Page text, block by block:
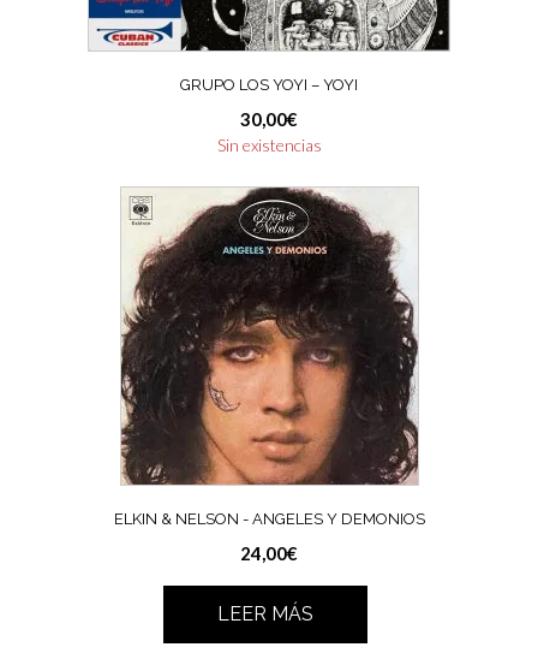
GRUPO LOS YOYI – YOYI
30,00€
Sin existencias
ELKIN & NELSON ‎- ANGELES Y DEMONIOS
24,00€
LEER MÁS